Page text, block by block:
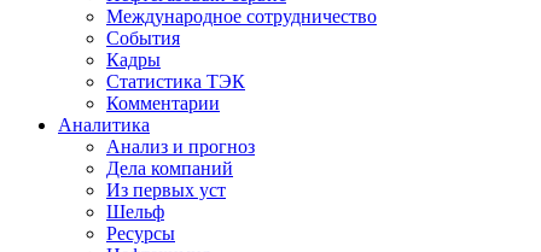
Международное сотрудничество
События
Кадры
Статистика ТЭК
Комментарии
Аналитика
Анализ и прогноз
Дела компаний
Из первых уст
Шельф
Ресурсы